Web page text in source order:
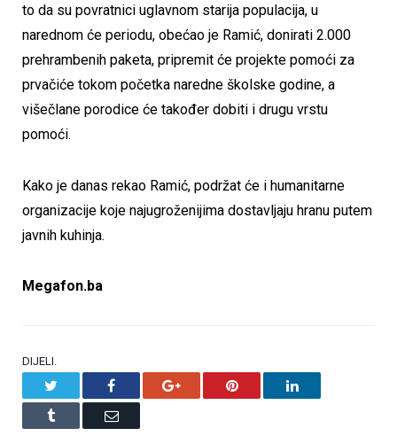
to da su povratnici uglavnom starija populacija, u
narednom će periodu, obećao je Ramić, donirati 2.000
prehrambenih paketa, pripremit će projekte pomoći za
prvačiće tokom početka naredne školske godine, a
višečlane porodice će također dobiti i drugu vrstu
pomoći.
Kako je danas rekao Ramić, podržat će i humanitarne
organizacije koje najugroženijima dostavljaju hranu putem
javnih kuhinja.
Megafon.ba
DIJELI.
Facebook Google+ Pinterest LinkedIn
Tumblr Email